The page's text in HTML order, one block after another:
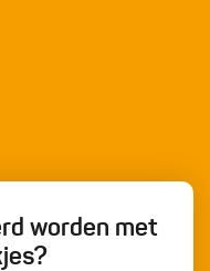
worden met